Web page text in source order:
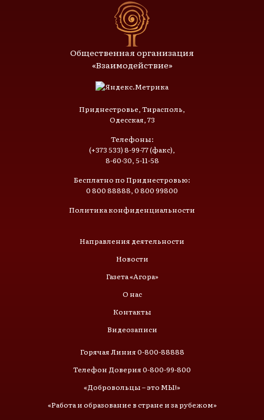
Общественная организация
«Взаимодействие»
Приднестровье, Тирасполь,
Одесская, 73
Телефоны:
(+373 533) 8-99-77 (факс),
8-60-30, 5-11-58
Бесплатно по Приднестровью:
0 800 88888, 0 800 99800
Политика конфиденциальности
Направления деятельности
Новости
Газета «Агора»
О нас
Контакты
Видеозаписи
Горячая Линия 0-800-88888
Телефон Доверия 0-800-99-800
«Добровольцы – это МЫ!»
«Работа и образование в стране и за рубежом»